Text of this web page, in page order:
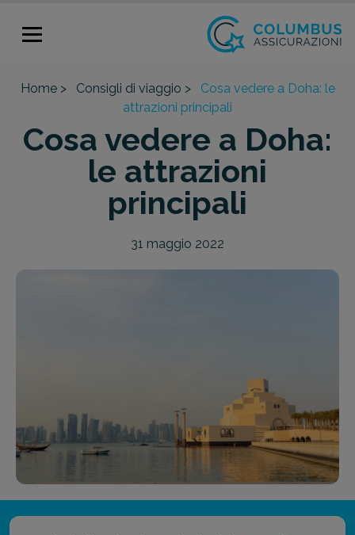
Home > Consigli di viaggio >
Cosa vedere a Doha: le
attrazioni principali
Cosa vedere a Doha:
le attrazioni
principali
31 maggio 2022